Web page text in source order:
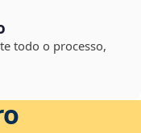
todo o processo,